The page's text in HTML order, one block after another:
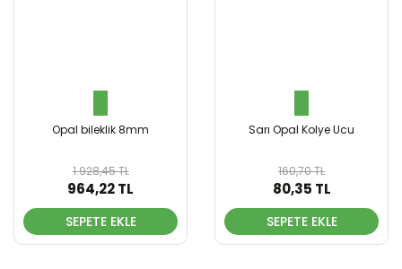
Opal bileklik 8mm
1.928,45 TL
964,22 TL
SEPETE EKLE
Sarı Opal Kolye Ucu
160,70 TL
80,35 TL
SEPETE EKLE